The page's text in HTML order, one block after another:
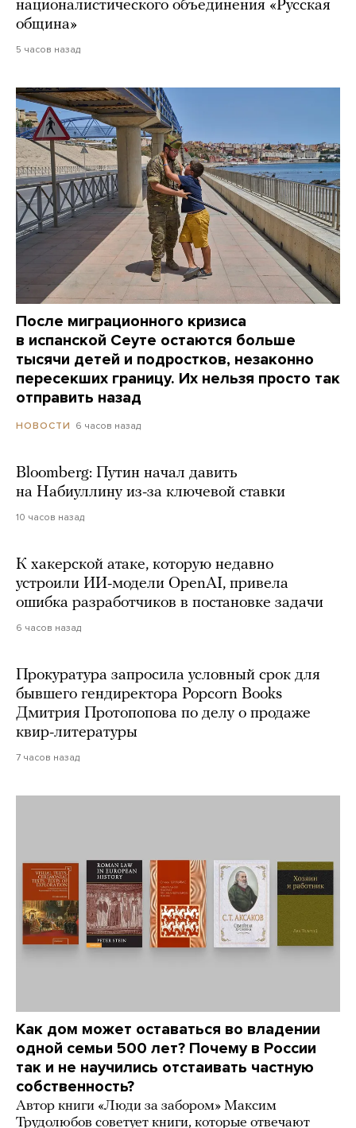
националистического объединения «Русская
община»
5 часов назад
После миграционного кризиса
в испанской Сеуте остаются больше
тысячи детей и подростков, незаконно
пересекших границу. Их нельзя просто так
отправить назад
НОВОСТИ 6 часов назад
Bloomberg: Путин начал давить
на Набиуллину из-за ключевой ставки
10 часов назад
К хакерской атаке, которую недавно
устроили ИИ-модели OpenAI, привела
ошибка разработчиков в постановке задачи
6 часов назад
Прокуратура запросила условный срок для
бывшего гендиректора Popcorn Books
Дмитрия Протопопова по делу о продаже
квир-литературы
7 часов назад
Как дом может оставаться во владении
одной семьи 500 лет? Почему в России
так и не научились отстаивать частную
собственность?
Автор книги «Люди за забором» Максим
Трудолюбов советует книги, которые отвечают